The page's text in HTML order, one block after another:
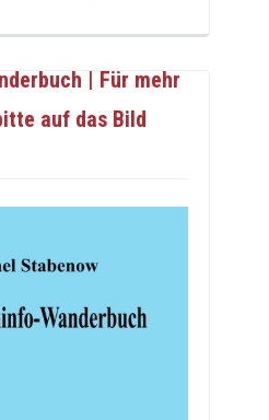
| Für mehr
auf das Bild